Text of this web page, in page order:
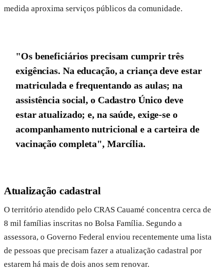
medida aproxima serviços públicos da comunidade.
"Os beneficiários precisam cumprir três
exigências. Na educação, a criança deve estar
matriculada e frequentando as aulas; na
assistência social, o Cadastro Único deve
estar atualizado; e, na saúde, exige-se o
acompanhamento nutricional e a carteira de
vacinação completa", Marcília.
Atualização cadastral
O território atendido pelo CRAS Cauamé concentra cerca de
8 mil famílias inscritas no Bolsa Família. Segundo a
assessora, o Governo Federal enviou recentemente uma lista
de pessoas que precisam fazer a atualização cadastral por
estarem há mais de dois anos sem renovar.